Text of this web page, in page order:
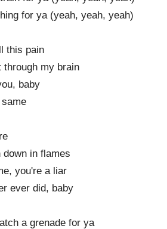
for ya (yeah, yeah, yeah)
this pain
through my brain
baby
down in flames
you're a liar
ever did, baby
a grenade for ya